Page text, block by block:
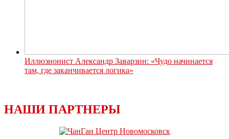
Иллюзионист Александр Заварзин: «Чудо начинается
там, где заканчивается логика»
НАШИ ПАРТНЕРЫ